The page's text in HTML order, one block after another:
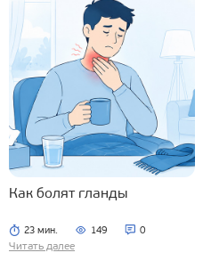
Как болят гланды
23 мин. 149 0
Читать далее